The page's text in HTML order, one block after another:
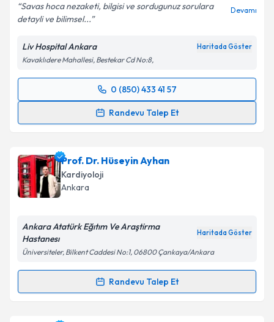
Savas hoca nezaketi, bilgisi ve sordugunuz sorulara
detayli ve bilimsel...
Devamı
Liv Hospital Ankara Haritada Göster
Kavaklıdere Mahallesi, Bestekar Cd No:8,
0 (850) 433 41 57
Randevu Talep Et
Randevu Takvimi Talebi
için bir takvim hazırlandığında e-posta ile
bilgilendireceğiz.
E-posta Adresiniz
Kişisel verilerimin işlenmesine ilişkinAydınlatma
Metni'ni okudum ve kişisel verilerimin belirtilen
kapsamda işlenmesini kabul ediyorum.
Prof. Dr. Hüseyin Ayhan
Kardiyoloji
Ankara
Ankara Atatürk Eğıtım Ve Araştirma
Hastanesı
Haritada Göster
Üniversiteler, Bilkent Caddesi No:1, 06800 Çankaya/Ankara
Randevu Talep Et
Randevu Takvimi Talebi